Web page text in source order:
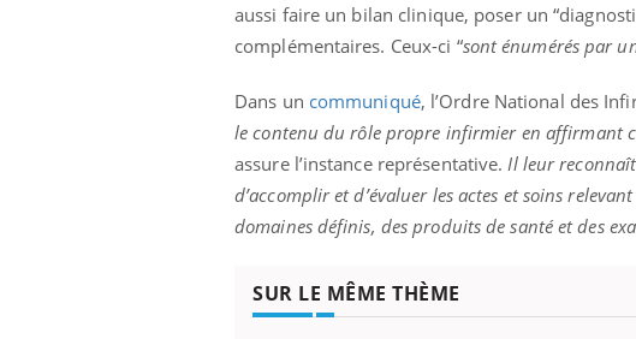
aussi faire un bilan clinique, poser un
complémentaires. Ceux-ci “sont énumérés par
Dans un communiqué, l’Ordre National des
le contenu du rôle propre infirmier en affirmant
assure l’instance représentative. Il leur
d’accomplir et d’évaluer les actes et soins
domaines définis, des produits de santé et des
SUR LE MÊME THÈME